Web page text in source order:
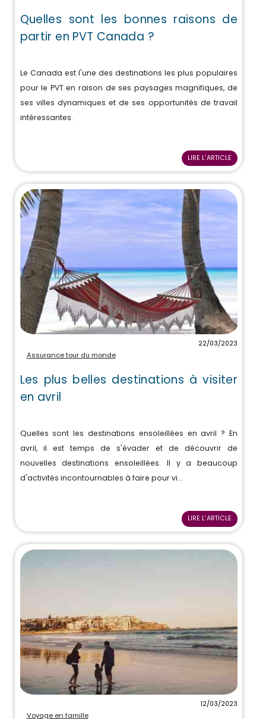
Quelles sont les bonnes raisons de
partir en PVT Canada ?
Le Canada est l'une des destinations les plus populaires
pour le PVT en raison de ses paysages magnifiques, de
ses villes dynamiques et de ses opportunités de travail
intéressantes.
LIRE L'ARTICLE
22/03/2023
Assurance tour du monde
Les plus belles destinations à visiter
en avril
Quelles sont les destinations ensoleillées en avril ? En
avril, il est temps de s'évader et de découvrir de
nouvelles destinations ensoleillées. Il y a beaucoup
d'activités incontournables à faire pour vi...
LIRE L'ARTICLE
12/03/2023
Voyage en famille